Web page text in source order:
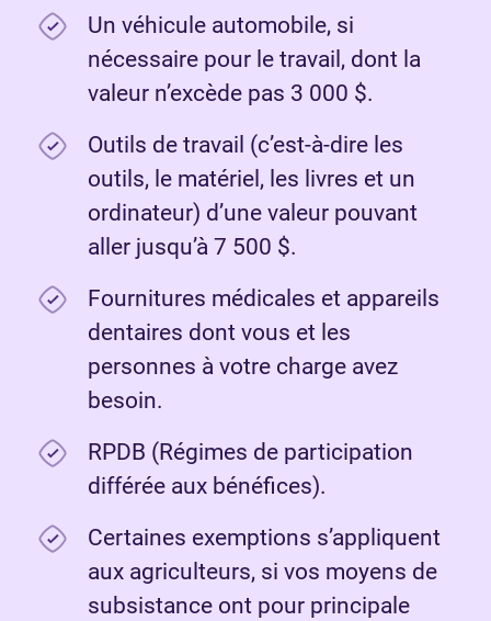
Un véhicule automobile, si
nécessaire pour le travail, dont la
valeur n’excède pas 3 000 $.
Outils de travail (c’est-à-dire les
outils, le matériel, les livres et un
ordinateur) d’une valeur pouvant
aller jusqu’à 7 500 $.
Fournitures médicales et appareils
dentaires dont vous et les
personnes à votre charge avez
besoin.
RPDB (Régimes de participation
différée aux bénéfices).
Certaines exemptions s’appliquent
aux agriculteurs, si vos moyens de
subsistance ont pour principale